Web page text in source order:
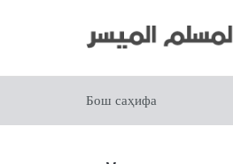
Бош саҳифа